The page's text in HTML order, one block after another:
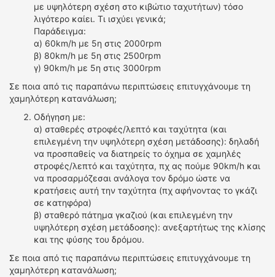
με υψηλότερη σχέση στο κιβώτιο ταχυτήτων) τόσο
λιγότερο καίει. Tι ισχύει γενικά;
Παράδειγμα:
α) 60km/h με 5η στις 2000rpm
β) 80km/h με 5η στις 2500rpm
γ) 90km/h με 5η στις 3000rpm
Σε ποια από τις παραπάνω περιπτώσεις επιτυγχάνουμε τη
χαμηλότερη κατανάλωση;
Οδήγηση με:
α) σταθερές στροφές/λεπτό και ταχύτητα (και
επιλεγμένη την υψηλότερη σχέση μετάδοσης): δηλαδή
να προσπαθείς να διατηρείς το όχημα σε χαμηλές
στροφές/λεπτό και ταχύτητα, πχ ας πούμε 90km/h και
να προσαρμόζεσαι ανάλογα τον δρόμο ώστε να
κρατήσεις αυτή την ταχύτητα (πχ αφήνοντας το γκάζι
σε κατηφόρα)
β) σταθερό πάτημα γκαζιού (και επιλεγμένη την
υψηλότερη σχέση μετάδοσης): ανεξαρτήτως της κλίσης
και της φύσης του δρόμου.
Σε ποια από τις παραπάνω περιπτώσεις επιτυγχάνουμε τη
χαμηλότερη κατανάλωση;
ΜΕΤΑΧΕΙΡΙΣΜΕΝΑ
2ΤΡΟΧΟΙ
ΟΔΗΓΟΥΜΕ
ΕΠΙΚΑΙΡΟΤΗΤΑ
ΑΓΩΝΕΣ
CLASSIC
ΑΡΧΕΙΟ ΤΕΥΧΩΝ